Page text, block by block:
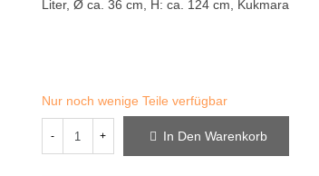
Nur noch wenige Teile verfügbar
- + In Den Warenkorb